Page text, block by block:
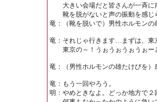
大きい会場だと皆さんが一斉に
靴を脱がないと声の振動を感じ
竜：（靴を脱いで）男性ホルモン
竜：それじゃ行きます…まずは、東
東京の～！うぉうぉうぉうぉ
竜：（男性ホルモンの雄たけびを）
竜：もう一回やろう。
明：やめときなよ。どっか地方で